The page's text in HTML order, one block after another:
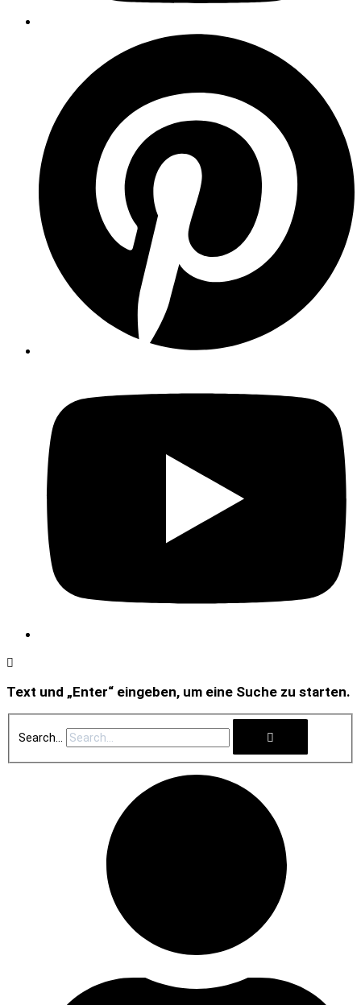
Text und „Enter“ eingeben, um eine Suche zu starten.
Search...